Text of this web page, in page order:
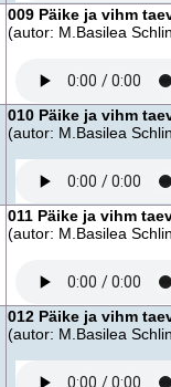
009 Päike ja vihm
(autor: M.Basilea
010 Päike ja vihm
(autor: M.Basilea
011 Päike ja vihm
(autor: M.Basilea
012 Päike ja vihm
(autor: M.Basilea